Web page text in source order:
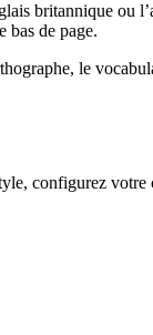
britannique ou
bas de page.
le
configurez